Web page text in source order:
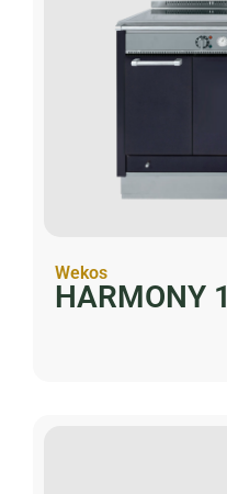
Wekos
HARMONY